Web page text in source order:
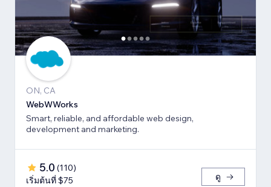
ON, CA
WebWWorks
Smart, reliable, and affordable web design,
development and marketing.
5.0 (110)
เริ่มต้นที่ $75
ดู